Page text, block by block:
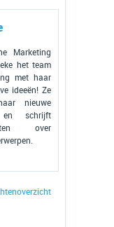
Marketing
het team
met haar
ideeën! Ze
nieuwe
en schrijft
over